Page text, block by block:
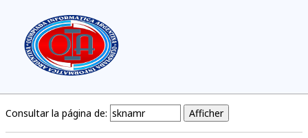
Consultar la página de: